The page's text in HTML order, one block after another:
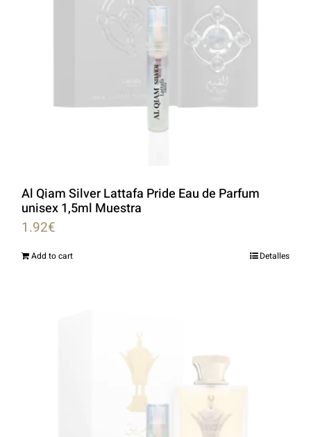
Al Qiam Silver Lattafa Pride Eau de Parfum
unisex 1,5ml Muestra
1.92€
Add to cart Detalles